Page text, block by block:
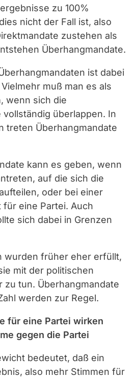
zu 100%
nicht der Fall ist, also
zustehen als
Überhangmandate.
ist dabei
muß man es als
wenn sich die
überlappen. In
treten Überhangmandate
kann es geben, wenn
auf die sich die
oder bei einer
eine Partei. Auch
sich dabei in Grenzen
wurden früher eher erfüllt,
mit der politischen
zu tun. Überhangmandate
werden zur Regel.
für eine Partei wirken
gegen die Partei
bedeutet, daß ein
also mehr Stimmen für